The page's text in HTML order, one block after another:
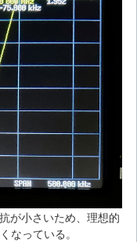
が小さいため、理想的
なっている。